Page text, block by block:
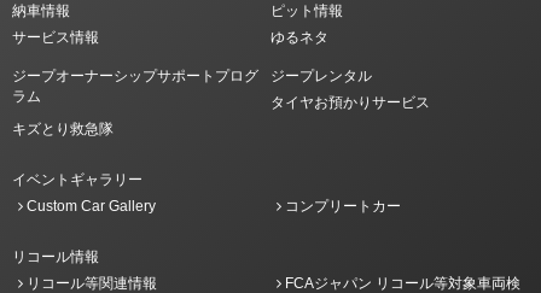
納車情報
ピット情報
サービス情報
ゆるネタ
ジープオーナーシップサポートプログ
ラム
ジープレンタル
タイヤお預かりサービス
キズとり救急隊
イベントギャラリー
Custom Car Gallery
コンプリートカー
リコール情報
リコール等関連情報
FCAジャパン リコール等対象車両検